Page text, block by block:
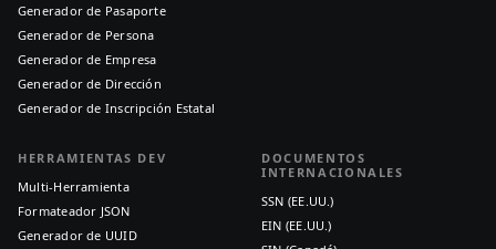
Generador de Pasaporte
Generador de Persona
Generador de Empresa
Generador de Dirección
Generador de Inscripción Estatal
HERRAMIENTAS DEV
Multi-Herramienta
Formateador JSON
Generador de UUID
DOCUMENTOS
INTERNACIONALES
SSN (EE.UU.)
EIN (EE.UU.)